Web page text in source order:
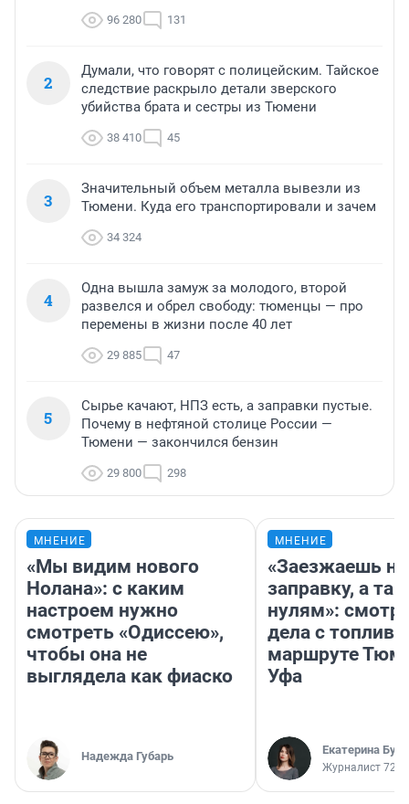
96 280 131
2
Думали, что говорят с полицейским. Тайское
следствие раскрыло детали зверского
убийства брата и сестры из Тюмени
38 410 45
3
Значительный объем металла вывезли из
Тюмени. Куда его транспортировали и зачем
34 324
4
Одна вышла замуж за молодого, второй
развелся и обрел свободу: тюменцы — про
перемены в жизни после 40 лет
29 885 47
5
Сырье качают, НПЗ есть, а заправки пустые.
Почему в нефтяной столице России —
Тюмени — закончился бензин
29 800 298
МНЕНИЕ
«Мы видим нового
Нолана»: с каким
настроем нужно
смотреть «Одиссею»,
чтобы она не
выглядела как фиаско
Надежда Губарь
МНЕНИЕ
«Заезжаешь на
заправку, а
нулям»:
дела с
маршруте
Уфа
Екатерина
Журналист